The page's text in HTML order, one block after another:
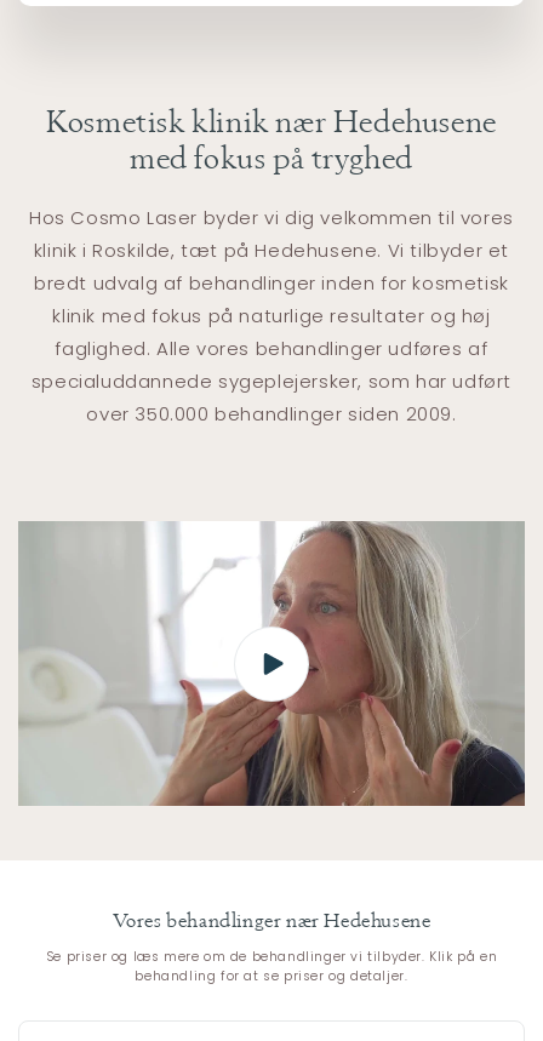
Kosmetisk klinik nær Hedehusene
med fokus på tryghed
Hos Cosmo Laser byder vi dig velkommen til vores
klinik i Roskilde, tæt på Hedehusene. Vi tilbyder et
bredt udvalg af behandlinger inden for kosmetisk
klinik med fokus på naturlige resultater og høj
faglighed. Alle vores behandlinger udføres af
specialuddannede sygeplejersker, som har udført
over 350.000 behandlinger siden 2009.
Vores behandlinger nær Hedehusene
Se priser og læs mere om de behandlinger vi tilbyder. Klik på en
behandling for at se priser og detaljer.